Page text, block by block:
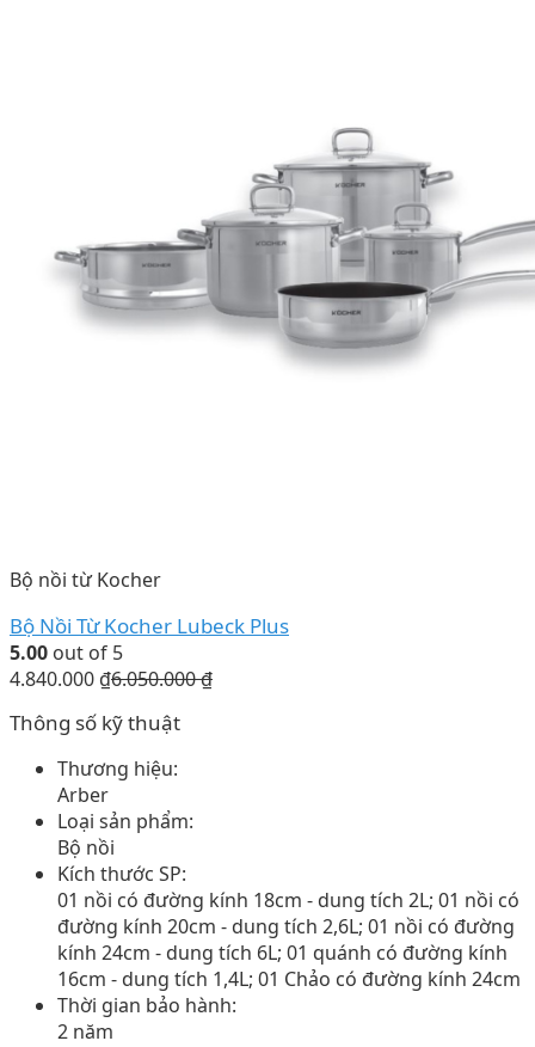
Bộ nồi từ Kocher
Bộ Nồi Từ Kocher Lubeck Plus
5.00 out of 5
4.840.000 ₫6.050.000₫
Thông số kỹ thuật
Thương hiệu:
Arber
Loại sản phẩm:
Bộ nồi
Kích thước SP:
01 nồi có đường kính 18cm - dung tích 2L; 01 nồi có
đường kính 20cm - dung tích 2,6L; 01 nồi có đường
kính 24cm - dung tích 6L; 01 quánh có đường kính
16cm - dung tích 1,4L; 01 Chảo có đường kính 24cm
Thời gian bảo hành:
2 năm